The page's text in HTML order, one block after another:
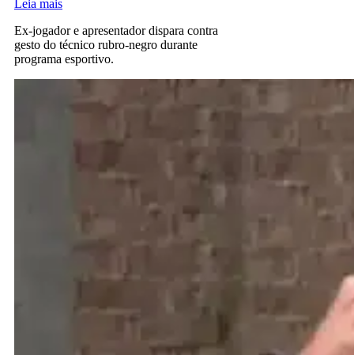
Leia mais
Ex-jogador e apresentador dispara contra
gesto do técnico rubro-negro durante
programa esportivo.